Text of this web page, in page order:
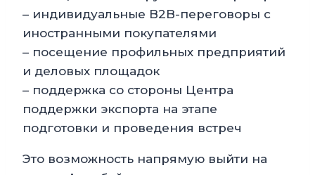
– индивидуальные B2B-переговоры с
иностранными покупателями
– посещение профильных предприятий
и деловых площадок
– поддержка со стороны Центра
поддержки экспорта на этапе
подготовки и проведения встреч
Это возможность напрямую выйти на